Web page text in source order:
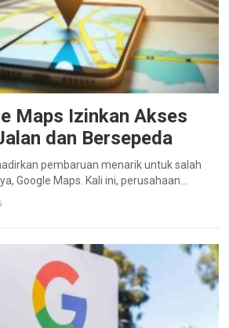
Maps Izinkan Akses
dan Bersepeda
pembaruan menarik untuk salah
Google Maps. Kali ini, perusahaan…